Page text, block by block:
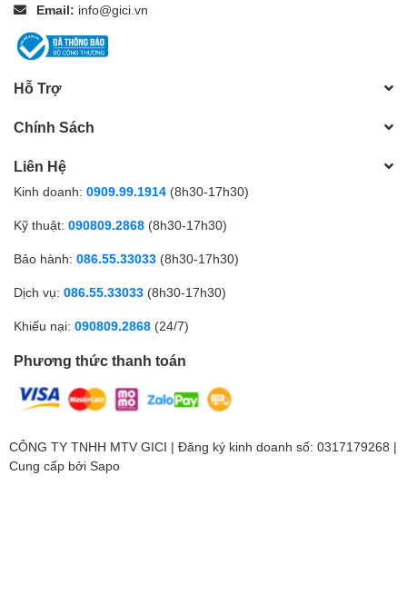
Email: info@gici.vn
Hỗ Trợ
Chính Sách
Liên Hệ
Kinh doanh: 0909.99.1914 (8h30-17h30)
Kỹ thuật: 090809.2868 (8h30-17h30)
Bảo hành: 086.55.33033 (8h30-17h30)
Dịch vụ: 086.55.33033 (8h30-17h30)
Khiếu nại: 090809.2868 (24/7)
Phương thức thanh toán
CÔNG TY TNHH MTV GICI | Đăng ký kinh doanh số: 0317179268 |
Cung cấp bởi Sapo